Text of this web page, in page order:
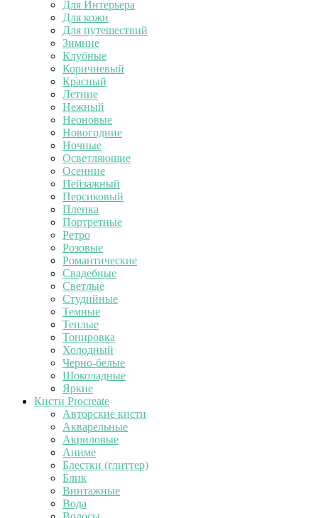
Для Интерьера
Для кожи
Для путешествий
Зимние
Клубные
Коричневый
Красный
Летние
Нежный
Неоновые
Новогодние
Ночные
Осветляющие
Осенние
Пейзажный
Персиковый
Пленка
Портретные
Ретро
Розовые
Романтические
Свадебные
Светлые
Студийные
Темные
Теплые
Тонировка
Холодный
Черно-белые
Шоколадные
Яркие
Кисти Procreate
Авторские кисти
Акварельные
Акриловые
Аниме
Блестки (глиттер)
Блик
Винтажные
Вода